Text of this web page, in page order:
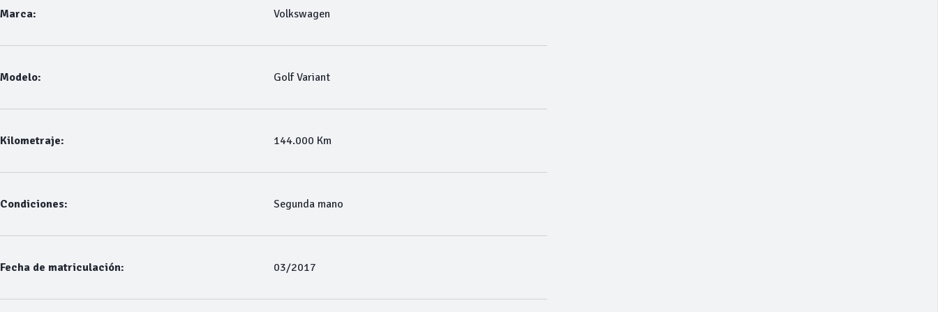
Marca: Volkswagen
Modelo: Golf Variant
Kilometraje: 144.000 Km
Condiciones: Segunda mano
Fecha de matriculación: 03/2017